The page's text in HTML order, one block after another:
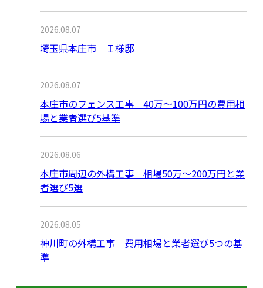
2026.08.07
埼玉県本庄市 Ｉ様邸
2026.08.07
本庄市のフェンス工事｜40万〜100万円の費用相
場と業者選び5基準
2026.08.06
本庄市周辺の外構工事｜相場50万〜200万円と業
者選び5選
2026.08.05
神川町の外構工事｜費用相場と業者選び5つの基
準